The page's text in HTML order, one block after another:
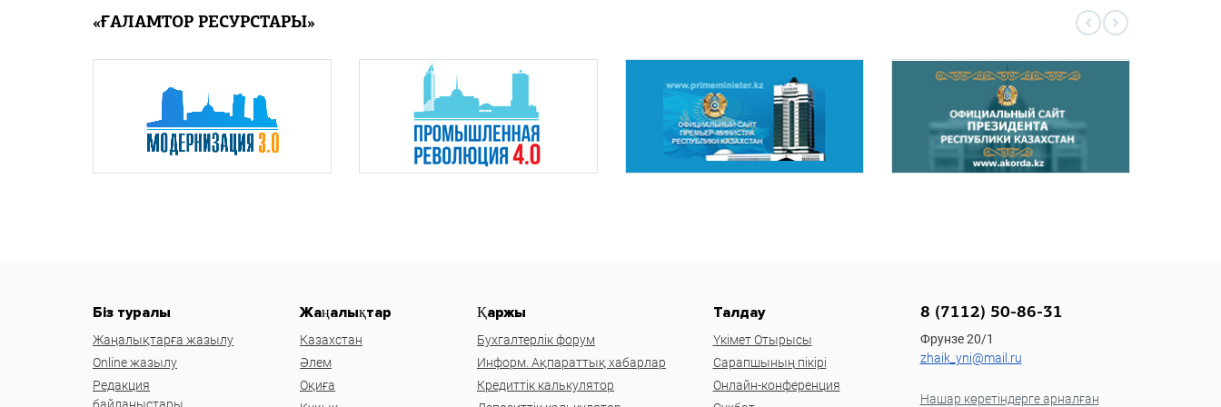
«ҒАЛАМТОР РЕСУРСТАРЫ»
Біз туралы
Жаңалықтарға жазылу
Online жазылу
Редакция
Жаңалықтар
Казахстан
Әлем
Оқиға
Қаржы
Бухгалтерлік форум
Информ. Ақпараттық хабарлар
Кредиттік калькулятор
Талдау
Үкімет Отырысы
Сарапшының пікірі
Онлайн-конференция
8 (7112) 50-86-31
Фрунзе 20/1
zhaik_yni@mail.ru
Нашар көретіндерге арналған